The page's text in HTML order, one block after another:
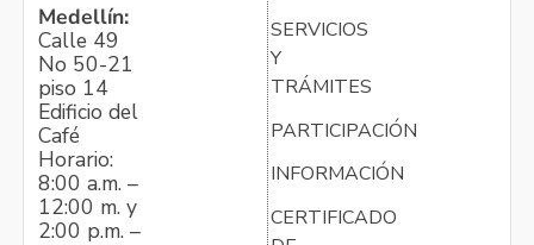
Medellín:
Calle 49
No 50-21
piso 14
Edificio del
Café
Horario:
8:00 a.m. –
12:00 m. y
2:00 p.m. –
SERVICIOS
Y
TRÁMITES
PARTICIPACIÓN
INFORMACIÓN
CERTIFICADO